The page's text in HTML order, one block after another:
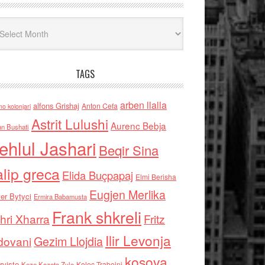
TAGS
kolonjari alfons Grishaj Anton Cefa arben llalla
Bushati Astrit Lulushi Aurenc Bebja
Jashari Beqir Sina
grecaElida Buçpapaj Elmi Berisha
Bytyci Ermira Babamusta Eugjen Merlika
Xharra Frank shkreli Fritz
Gezim Llojdia Ilir Levonja